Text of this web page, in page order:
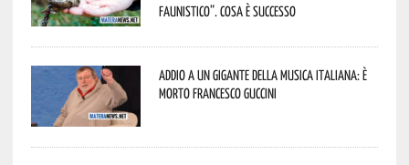
faunistico”. Cosa è successo
Addio a un gigante della musica italiana: è
morto Francesco Guccini